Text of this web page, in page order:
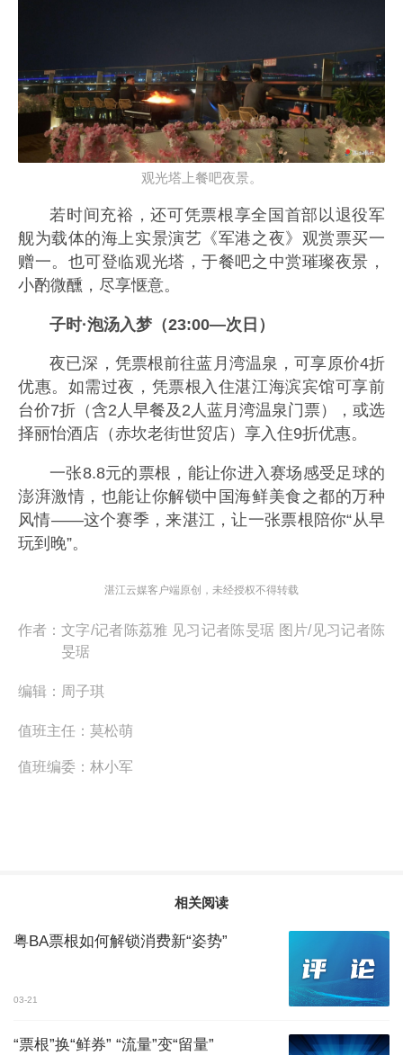
观光塔上餐吧夜景。
若时间充裕，还可凭票根享全国首部以退役军
舰为载体的海上实景演艺《军港之夜》观赏票买一
赠一。也可登临观光塔，于餐吧之中赏璀璨夜景，
小酌微醺，尽享惬意。
子时·泡汤入梦（23:00—次日）
夜已深，凭票根前往蓝月湾温泉，可享原价4折
优惠。如需过夜，凭票根入住湛江海滨宾馆可享前
台价7折（含2人早餐及2人蓝月湾温泉门票），或选
择丽怡酒店（赤坎老街世贸店）享入住9折优惠。
一张8.8元的票根，能让你进入赛场感受足球的
澎湃激情，也能让你解锁中国海鲜美食之都的万种
风情——这个赛季，来湛江，让一张票根陪你“从早
玩到晚”。
湛江云媒客户端原创，未经授权不得转载
作者： 文字/记者陈荔雅 见习记者陈旻琚 图片/见习记者陈
旻琚
编辑： 周子琪
值班主任： 莫松萌
值班编委： 林小军
相关阅读
粤BA票根如何解锁消费新“姿势”
03-21
“票根”换“鲜券” “流量”变“留量”